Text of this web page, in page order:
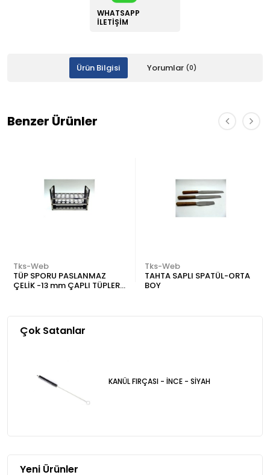
WHATSAPP
İLETIŞIM
Ürün Bilgisi Yorumlar (0)
Benzer Ürünler
Tks-Web
TÜP SPORU PASLANMAZ
ÇELİK -13 mm ÇAPLI TÜPLER
Tks-Web
TAHTA SAPLI SPATÜL-ORTA
BOY
Çok Satanlar
KANÜL FIRÇASI - İNCE - SİYAH
Yeni Ürünler